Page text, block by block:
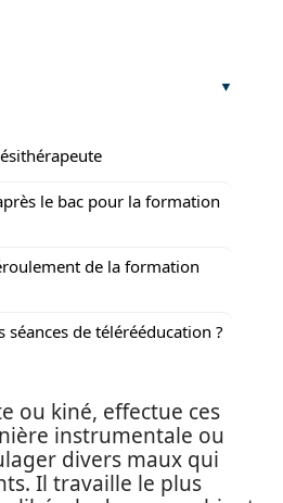
le bac pour la formation
de la formation
séances de télérééducation ?
ou kiné, effectue ces
instrumentale ou
divers maux qui
Il travaille le plus